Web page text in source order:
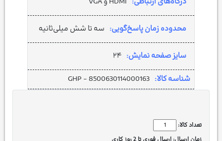
محدوده زمان پاسخ‌گویی: سه تا شش میلی‌ثانیه
سایز صفحه نمایش: ۲۴
شناسه کالا: GHP - 8500630114000163
تعداد کالا: